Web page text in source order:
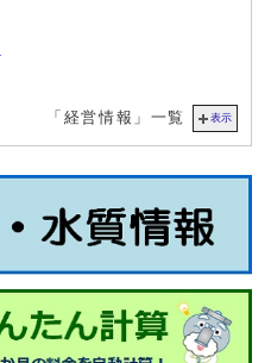
「経営情報」一覧 表示